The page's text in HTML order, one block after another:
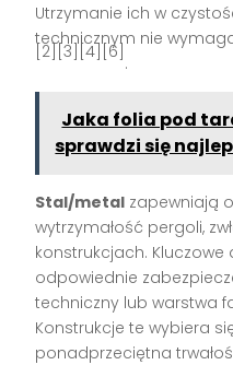
Utrzymanie ich w
technicznym nie
[2][3][4][6]
.
Jaka folia pod
sprawdzi się
Stal/metal zapewniają
wytrzymałość pergoli,
konstrukcjach.
odpowiednie
techniczny lub warstwa
Konstrukcje te wybiera
ponadprzeciętna